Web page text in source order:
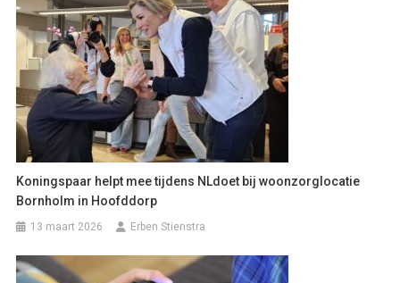
Koningspaar helpt mee tijdens NLdoet bij woonzorglocatie
Bornholm in Hoofddorp
13 maart 2026 Erben Stienstra